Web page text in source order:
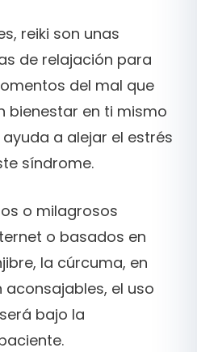
reiki son unas
de relajación para
del mal que
bienestar en ti mismo
a alejar el estrés
síndrome.
o milagrosos
o basados en
la cúrcuma, en
el uso
bajo la